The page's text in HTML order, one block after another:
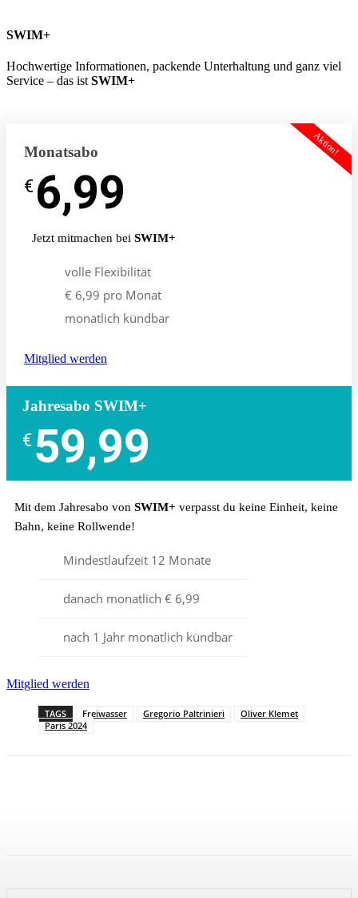
SWIM+
Hochwertige Informationen, packende Unterhaltung und ganz viel
Service – das ist SWIM+
Monatsabo
€ 6,99
Jetzt mitmachen bei SWIM+
volle Flexibilität
€ 6,99 pro Monat
monatlich kündbar
Mitglied werden
Aktion!
Jahresabo SWIM+
€ 59,99
Mit dem Jahresabo von SWIM+ verpasst du keine Einheit, keine
Bahn, keine Rollwende!
Mindestlaufzeit 12 Monate
danach monatlich € 6,99
nach 1 Jahr monatlich kündbar
Mitglied werden
TAGS Freiwasser Gregorio Paltrinieri
Oliver Klemet
Paris 2024